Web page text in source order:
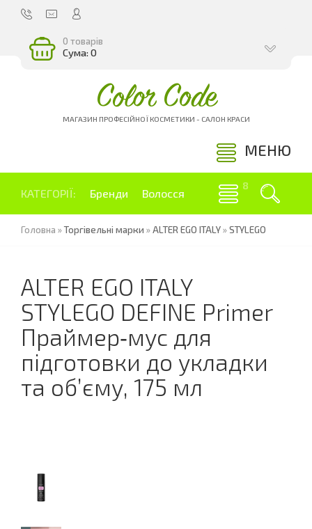
0 товарів
Сума: 0
Color Code
МАГАЗИН ПРОФЕСІЙНОЇ КОСМЕТИКИ - САЛОН КРАСИ
МЕНЮ
КАТЕГОРІЇ: Бренди Волосся
Головна »Торгівельні марки »ALTER EGO ITALY»STYLEGO
ALTER EGO ITALY
STYLEGO DEFINE Primer
Праймер‑мус для
підготовки до укладки
та об’єму, 175 мл